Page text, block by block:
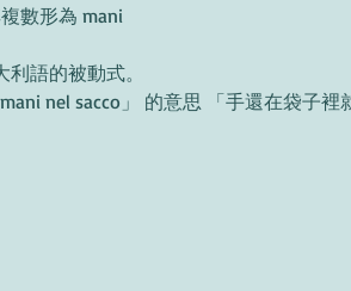
數形為 mani
利語的被動式。
nel sacco」 的意思 「手還在袋子